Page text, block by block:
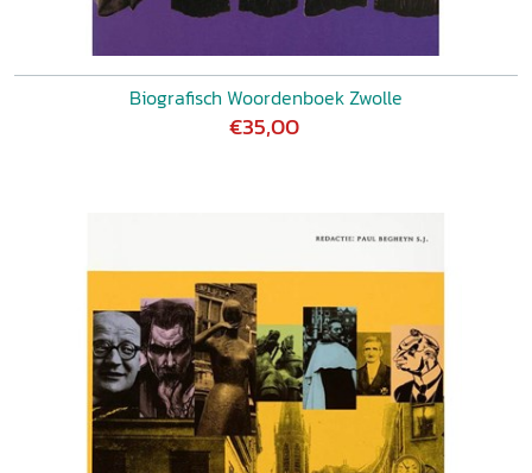
Biografisch Woordenboek Zwolle
€35,00